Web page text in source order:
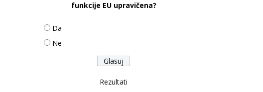
funkcije EU upravičena?
Da
Ne
Rezultati